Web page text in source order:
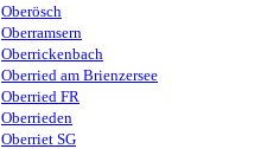
Oberösch
Oberramsern
Oberrickenbach
Oberried am Brienzersee
Oberried FR
Oberrieden
Oberriet SG